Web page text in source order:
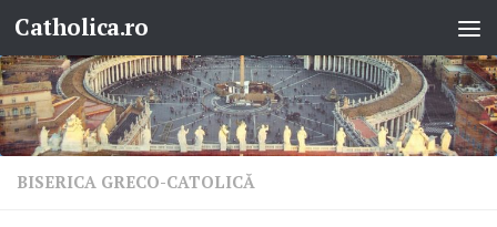
Skip to content
Catholica.ro
BISERICA GRECO-CATOLICĂ